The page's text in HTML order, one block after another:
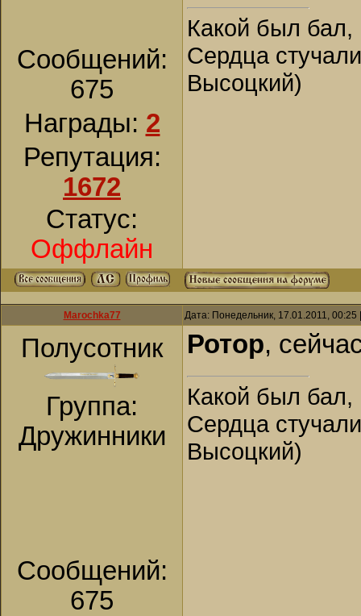
Сообщений:
675
Награды: 2
Репутация:
1672
Статус:
Оффлайн
Какой был бал,
Сердца
Высоцкий)
Marochka77 Дата: Понедельник, 17.01.2011,
Полусотник
Группа:
Дружинники
Сообщений:
675
Ротор,
Какой был бал,
Сердца
Высоцкий)